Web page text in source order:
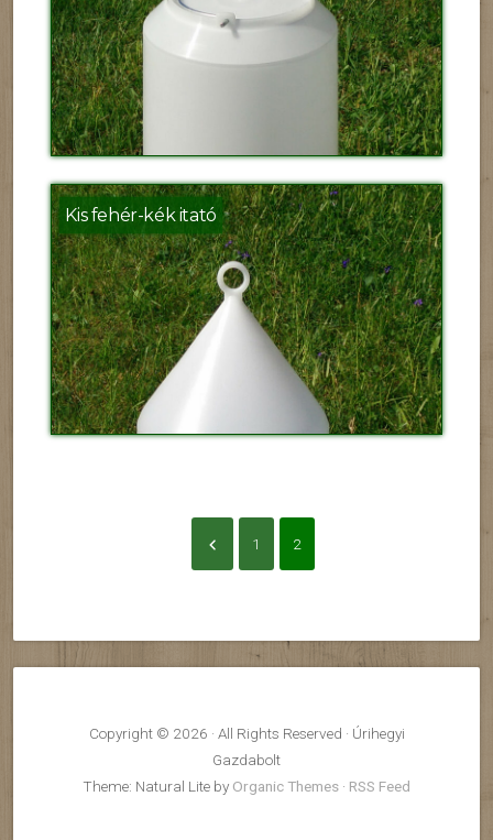
Kis fehér-kék itató
1 2
Copyright © 2026 · All Rights Reserved · Úrihegyi
Gazdabolt
Theme: Natural Lite by Organic Themes · RSS Feed